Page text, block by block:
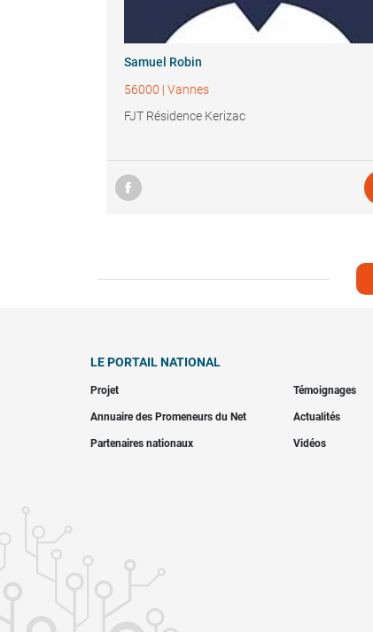
Samuel Robin
56000 | Vannes
FJT Résidence Kerizac
LE PORTAIL NATIONAL
Projet Témoignages
Annuaire des Promeneurs du Net Actualités
Partenaires nationaux Vidéos